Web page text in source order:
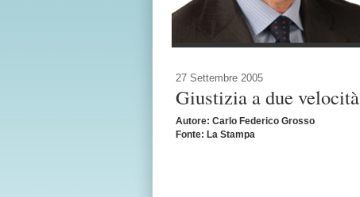
27 Settembre 2005
Giustizia a due velocità
Autore: Carlo Federico Grosso
Fonte: La Stampa